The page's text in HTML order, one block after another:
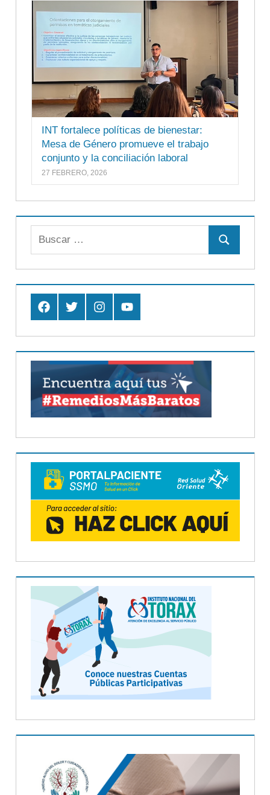
INT fortalece políticas de bienestar:
Mesa de Género promueve el trabajo
conjunto y la conciliación laboral
27 FEBRERO, 2026
Buscar
FacebookTwitter InstagramYoutube